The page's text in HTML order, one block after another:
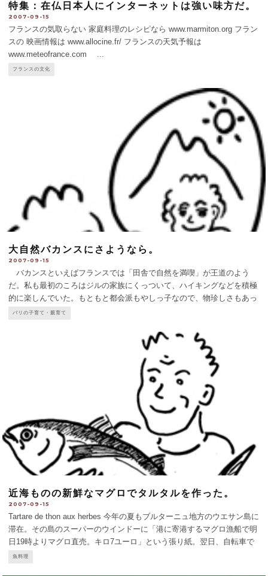
特集：在仏日本人にインターネットは強い味方だ。
2007-09-15
フランスの気取らない 家庭料理のレシピなら www.marmiton.org フラン
スの 映画情報は www.allocine.fr/ フランスの天気予報は
www.meteofrance.com ...
フランスの文化
大自然バカンスにさようなら。
2007-09-15
バカンスといえばフランスでは「田舎で自然を満喫」が王道のよう
だ。私も最初のころはジルの家族にくっついて、ハイキングなどを積極
的に楽しんでいた。もともと都会派もやしっ子なので、物珍しさもあっ
た。だがそれが5年以上も続いたころから、だんだんと大自然バカンス
パリの子育て・親育て
近海ものの新鮮なマグロでタルタルを作った。
2007-09-15
Tartare de thon aux herbes 今年の夏もブルターニュ地方のウエサン島に
滞在。その島のスーパーのウインドーに「港に寄港するマグロ漁船で明
日19時よりマグロ直売。キロ7ユーロ」という張り紙。翌日、自転車で
30分の港へ。まだ19時まで30分あるというのに、思ったより小型の船の
魚料理